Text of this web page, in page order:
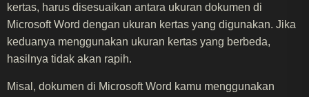
kertas, harus disesuaikan antara ukuran dokumen di
Microsoft Word dengan ukuran kertas yang digunakan. Jika
keduanya menggunakan ukuran kertas yang berbeda,
hasilnya tidak akan rapih.
Misal, dokumen di Microsoft Word kamu menggunakan